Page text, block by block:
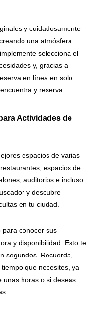
y cuidadosamente
una atmósfera
selecciona el
y, gracias a
en línea en solo
y reserva.
Actividades de
espacios de varias
espacios de
auditorios e incluso
y descubre
en tu ciudad.
para conocer sus
y disponibilidad. Esto te
segundos. Recuerda,
que necesites, ya
unas horas o si deseas